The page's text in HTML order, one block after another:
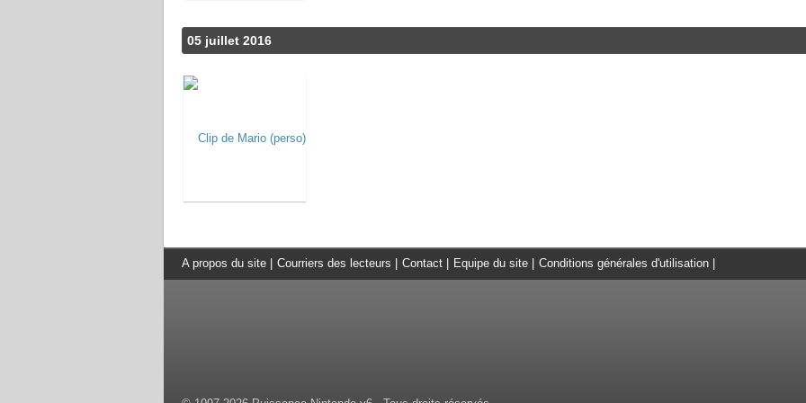
05 juillet 2016
A propos du site Courriers des lecteurs Contact Equipe du site Conditions générales d'utilisation